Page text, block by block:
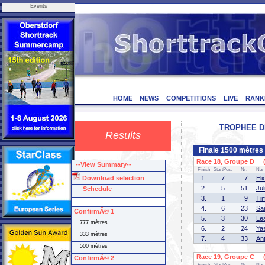
Events
HOME NEWS COMPETITIONS LIVE
Results
TROPHEE
Finale 1500
Race 18, Groupe D
Finish StartPos. Nr.
1. 7 7
2.
5 51
3.
1 9
4.
6 23
5.
3 30
6.
2 24
7.
4 33
Race 19, Groupe C
--View Summary--
Download selection
Schedule
ConfirmÃ© 1
777 mètres
333 mètres
500 mètres
ConfirmÃ© 2